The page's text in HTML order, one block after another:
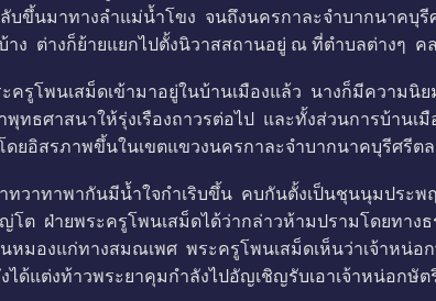
บขึ้นมาทางลำแม่น้ำโขง จนถึงนครกาละจำบากนาคบุ
าง ต่างก็ย้ายแยกไปตั้งนิวาสสถานอยู่ ณ ที่ตำบลต่างๆ
โพนเสม็ดเข้ามาอยู่ในบ้านเมืองแล้ว นางก็มีความนิ
ทธศาสนาให้รุ่งเรืองถาวรต่อไป และทั้งส่วนการบ้าน
ยอิสรภาพขึ้นในเขตแขวงนครกาละจำบากนาคบุรีศรีต
ทาพากันมีน้ำใจกำเริบขึ้น คบกันตั้งเป็นชุนนุมประพฤ
ต ฝ่ายพระครูโพนเสม็ดได้ว่ากล่าวห้ามปรามโดยทาง
หมองแก่ทางสมณเพศ พระครูโพนเสม็ดเห็นว่าเจ้าหน่
ด้แต่งท้าวพระยาคุมกำลังไปอัญเชิญรับเอาเจ้าหน่อกษั